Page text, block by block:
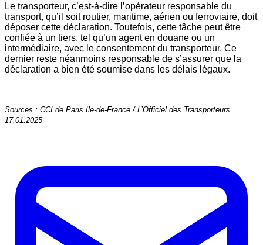
Le transporteur, c’est-à-dire l’opérateur responsable du
transport, qu’il soit routier, maritime, aérien ou ferroviaire, doit
déposer cette déclaration. Toutefois, cette tâche peut être
confiée à un tiers, tel qu’un agent en douane ou un
intermédiaire, avec le consentement du transporteur. Ce
dernier reste néanmoins responsable de s’assurer que la
déclaration a bien été soumise dans les délais légaux.
Sources : CCI de Paris Ile-de-France / L’Officiel des Transporteurs
17.01.2025